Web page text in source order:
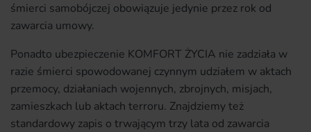
śmierci samobójczej obowiązuje jedynie przez rok od
zawarcia umowy.
Ponadto ubezpieczenie KOMFORT ŻYCIA nie zadziała w
razie śmierci spowodowanej czynnym udziałem w aktach
przemocy, działaniach wojennych, zbrojnych, misjach,
zamieszkach lub aktach terroru. Znajdziemy też
standardowy zapis o trwającym trzy lata od zawarcia